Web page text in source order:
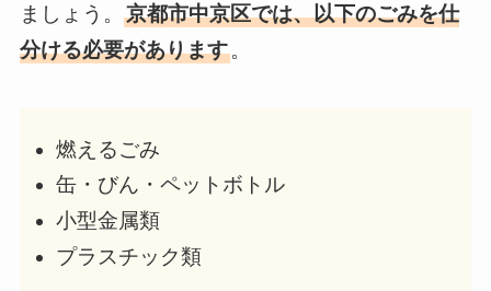
ましょう。 京都市中京区では、以下のごみを仕
分ける必要があります。
燃えるごみ
缶・びん・ペットボトル
小型金属類
プラスチック類